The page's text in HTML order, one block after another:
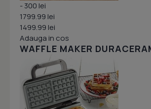
- 300 lei
1799.99 lei
1499.99 lei
Adauga in cos
WAFFLE MAKER